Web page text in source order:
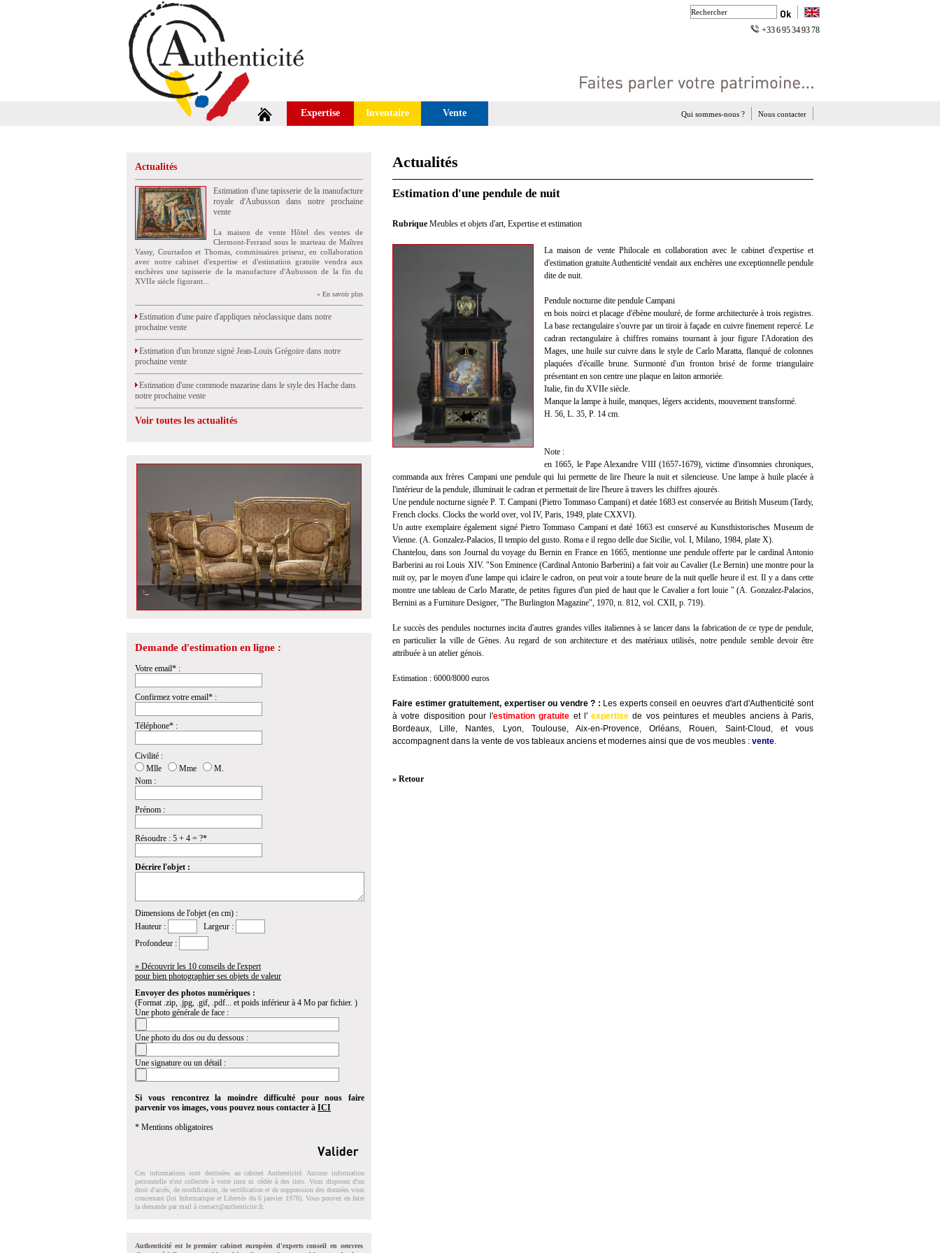
+33 6 95 34 93 78
Expertise Inventaire Vente Nous contacter
Qui sommes-nous ?
Actualités
Estimation d'une tapisserie de la manufacture
royale d'Aubusson dans notre prochaine
vente
La maison de vente Hôtel des ventes de
Clermont-Ferrand sous le marteau de Maîtres
Vassy, Courtadon et Thomas, commissaires priseur, en collaboration
avec notre cabinet d'expertise et d'estimation gratuite vendra aux
enchères une tapisserie de la manufacture d'Aubusson de la fin du
XVIIe siècle figurant...
» En savoir plus
Estimation d'une paire d'appliques néoclassique dans notre
prochaine vente
Estimation d'un bronze signé Jean-Louis Grégoire dans notre
prochaine vente
Estimation d'une commode mazarine dans le style des Hache dans
notre prochaine vente
Voir toutes les actualités
Demande d'estimation en ligne :
Votre email* :
Confirmez votre email* :
Téléphone* :
Civilité :
Mlle
Mme
M.
Nom :
Prénom :
Résoudre : 5 + 4 = ?*
Décrire l'objet :
Dimensions de l'objet (en cm) :
Hauteur :
Largeur :
Profondeur :
» Découvrir les 10 conseils de l'expert
pour bien photographier ses objets de valeur
Envoyer des photos numériques :
(Format .zip, .jpg, .gif, .pdf... et poids inférieur à 4 Mo par fichier. )
Une photo générale de face :
Une photo du dos ou du dessous :
Une signature ou un détail :
Si vous rencontrez la moindre difficulté pour nous faire
parvenir vos images, vous pouvez nous contacter à ICI
* Mentions obligatoires
Ces informations sont destinées au cabinet Authenticité. Aucune information
personnelle n'est collectée à votre insu ni cédée à des tiers. Vous disposez d'un
droit d'accés, de modification, de rectification et de suppression des données vous
concernant (loi Informatique et Libertés du 6 janvier 1978). Vous pouvez en faire
la demande par mail à contact@authenticite.fr.
Authenticité est le premier cabinet européen d'experts conseil en oeuvres
Actualités
Estimation d'une pendule de nuit
Rubrique Meubles et objets d'art, Expertise et estimation
La maison de vente Philocale en collaboration avec le cabinet d'expertise et
d'estimation gratuite Authenticité vendait aux enchères une exceptionnelle pendule
dite de nuit.
Pendule nocturne dite pendule Campani
en bois noirci et placage d'ébène mouluré, de forme architecturée à trois registres.
La base rectangulaire s'ouvre par un tiroir à façade en cuivre finement repercé. Le
cadran rectangulaire à chiffres romains tournant à jour figure l'Adoration des
Mages, une huile sur cuivre dans le style de Carlo Maratta, flanqué de colonnes
plaquées d'écaille brune. Surmonté d'un fronton brisé de forme triangulaire
présentant en son centre une plaque en laiton armoriée.
Italie, fin du XVIIe siècle.
Manque la lampe à huile, manques, légers accidents, mouvement transformé.
H. 56, L. 35, P. 14 cm.
Note :
en 1665, le Pape Alexandre VIII (1657-1679), victime d'insomnies chroniques,
commanda aux frères Campani une pendule qui lui permette de lire l'heure la nuit et silencieuse. Une lampe à huile placée à
l'intérieur de la pendule, illuminait le cadran et permettait de lire l'heure à travers les chiffres ajourés.
Une pendule nocturne signée P. T. Campani (Pietro Tommaso Campani) et datée 1683 est conservée au British Museum (Tardy,
French clocks. Clocks the world over, vol IV, Paris, 1949, plate CXXVI).
Un autre exemplaire également signé Pietro Tommaso Campani et daté 1663 est conservé au Kunsthistorisches Museum de
Vienne. (A. Gonzalez-Palacios, Il tempio del gusto. Roma e il regno delle due Sicilie, vol. I, Milano, 1984, plate X).
Chantelou, dans son Journal du voyage du Bernin en France en 1665, mentionne une pendule offerte par le cardinal Antonio
Barberini au roi Louis XIV. "Son Eminence (Cardinal Antonio Barberini) a fait voir au Cavalier (Le Bernin) une montre pour la
nuit oy, par le moyen d'une lampe qui iclaire le cadron, on peut voir a toute heure de la nuit quelle heure il est. Il y a dans cette
montre une tableau de Carlo Maratte, de petites figures d'un pied de haut que le Cavalier a fort louie " (A. Gonzalez-Palacios,
Bernini as a Furniture Designer, "The Burlington Magazine", 1970, n. 812, vol. CXII, p. 719).
Le succès des pendules nocturnes incita d'autres grandes villes italiennes à se lancer dans la fabrication de ce type de pendule,
en particulier la ville de Gènes. Au regard de son architecture et des matériaux utilisés, notre pendule semble devoir être
attribuée à un atelier génois.
Estimation : 6000/8000 euros
Faire estimer gratuitement, expertiser ou vendre ? : Les experts conseil en oeuvres d'art d'Authenticité sont
à votre disposition pour l'estimation gratuite et l'expertise de vos peintures et meubles anciens à Paris,
Bordeaux, Lille, Nantes, Lyon, Toulouse, Aix-en-Provence, Orléans, Rouen, Saint-Cloud, et vous
accompagnent dans la vente de vos tableaux anciens et modernes ainsi que de vos meubles : vente.
» Retour